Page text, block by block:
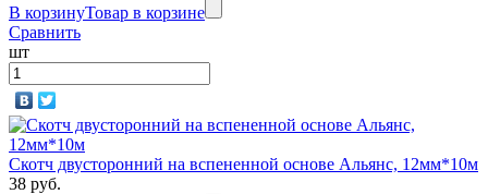
В корзинуТовар в корзине
Сравнить
шт
Скотч двусторонний на вспененной основе Альянс, 12мм*10м
38 руб.